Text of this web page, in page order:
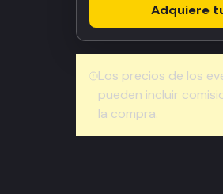
Adquiere
Los precios de los
pueden incluir
la compra.